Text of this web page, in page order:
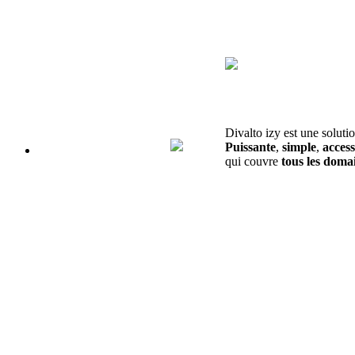
Divalto izy est une
Puissante, simple,
qui couvre tous les